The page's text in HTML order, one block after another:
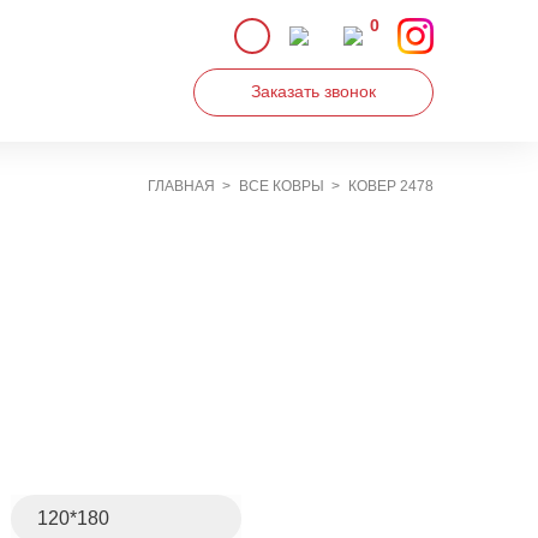
0
Заказать звонок
ГЛАВНАЯ ВСЕ КОВРЫ КОВЕР 2478